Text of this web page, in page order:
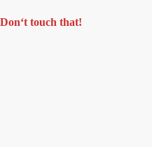
Don‘t touch that!